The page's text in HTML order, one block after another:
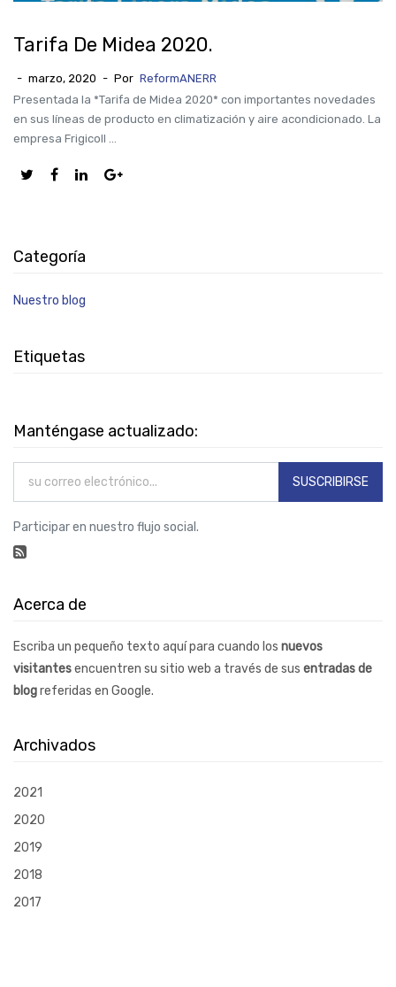
Tarifa De Midea 2020.
- marzo, 2020 - Por ReformANERR
Presentada la *Tarifa de Midea 2020* con importantes novedades
en sus líneas de producto en climatización y aire acondicionado. La
empresa Frigicoll ...
Categoría
Nuestro blog
Etiquetas
Manténgase actualizado:
SUSCRIBIRSE
Participar en nuestro flujo social.
Acerca de
Escriba un pequeño texto aquí para cuando los nuevos
visitantesencuentren su sitio web a través de sus entradas de
blogreferidas en Google.
Archivados
2021
2020
2019
2018
2017